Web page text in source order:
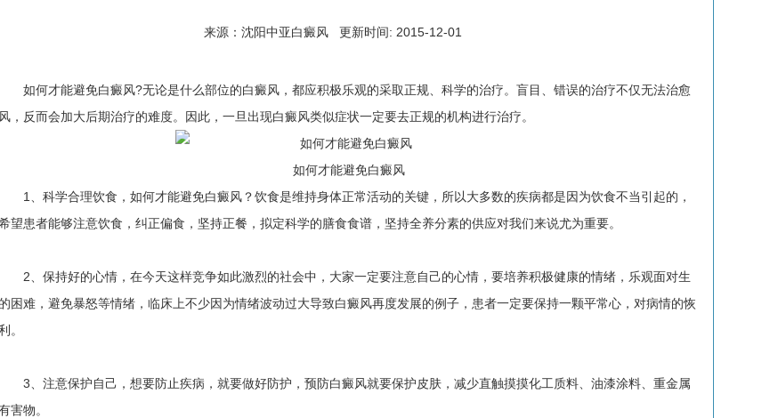
来源：沈阳中亚白癜风 更新时间: 2015-12-01
如何才能避免白癜风?无论是什么部位的白癜风，都应积极乐观的采取正规、科学的治疗。盲目、错误的治疗不仅无法治愈
，反而会加大后期治疗的难度。因此，一旦出现白癜风类似症状一定要去正规的机构进行治疗。
如何才能避免白癜风
1、科学合理饮食， 如何才能避免白癜风？饮食是维持身体正常活动的关键，所以大多数的疾病都是因为饮食不当引起的，
望患者能够注意饮食，纠正偏食，坚持正餐，拟定科学的膳食食谱，坚持全养分素的供应对我们来说尤为重要。
2、保持好的心情，在今天这样竞争如此激烈的社会中，大家一定要注意自己的心情，要培养积极健康的情绪，乐观面对生
困难，避免暴怒等情绪，临床上不少因为情绪波动过大导致白癜风再度发展的例子，患者一定要保持一颗平常心，对病情的恢
。
3、注意保护自己，想要防止疾病，就要做好防护，预防白癜风就要保护皮肤，减少直触摸摸化工质料、油漆涂料、重金属
害物。